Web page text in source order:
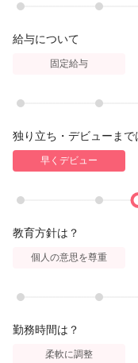
給与について
固定給与
独り立ち・デビューまで
早くデビュー
教育方針は？
個人の意思を尊重
勤務時間は？
柔軟に調整